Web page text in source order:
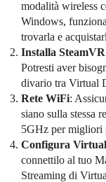
modalità wireless
Windows,
trovarla e
Installa SteamVR
Potresti aver
divario tra Virtual
Rete WiFi:
siano sulla stessa
5GHz per migliori
Configura
connettilo al tuo
Streaming di